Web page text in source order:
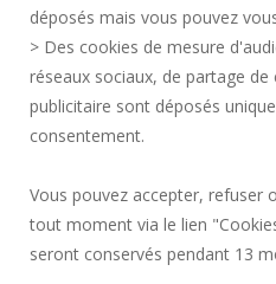
JE DONNE MON AVIS
ACCESSIBILITÉ : NON
GESTION DES COOKIES
Rejoignez-nous!
déposés mais vous pouvez
> Des cookies de mesure
réseaux sociaux, de partage
publicitaire sont déposés
consentement.
Vous pouvez accepter, refuser
tout moment via le lien
seront conservés pendant 13